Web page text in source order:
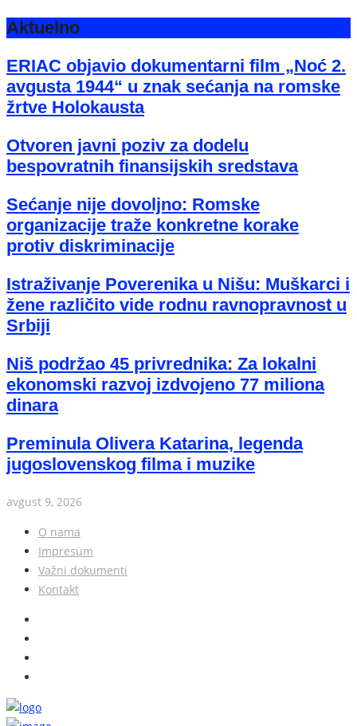
Aktuelno
ERIAC objavio dokumentarni film „Noć 2.
avgusta 1944“ u znak sećanja na romske
žrtve Holokausta
Otvoren javni poziv za dodelu
bespovratnih finansijskih sredstava
Sećanje nije dovoljno: Romske
organizacije traže konkretne korake
protiv diskriminacije
Istraživanje Poverenika u Nišu: Muškarci i
žene različito vide rodnu ravnopravnost u
Srbiji
Niš podržao 45 privrednika: Za lokalni
ekonomski razvoj izdvojeno 77 miliona
dinara
Preminula Olivera Katarina, legenda
jugoslovenskog filma i muzike
avgust 9, 2026
O nama
Impresum
Važni dokumenti
Kontakt